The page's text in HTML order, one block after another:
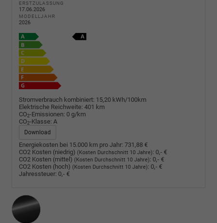
ERSTZULASSUNG
17.06.2026
MODELLJAHR
2026
Stromverbrauch kombiniert: 15,20 kWh/100km
Elektrische Reichweite: 401 km
CO2-Emissionen: 0 g/km
CO2-Klasse: A
Download
Energiekosten bei 15.000 km pro Jahr: 731,88 €
CO2 Kosten (niedrig) (Kosten Durchschnitt 10 Jahre): 0,- €
CO2 Kosten (mittel) (Kosten Durchschnitt 10 Jahre): 0,- €
CO2 Kosten (hoch) (Kosten Durchschnitt 10 Jahre): 0,- €
Jahressteuer: 0,- €